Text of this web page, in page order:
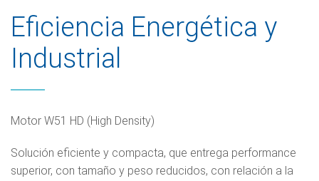
Eficiencia Energética y
Industrial
Motor W51 HD (High Density)
Solución eficiente y compacta, que entrega performance
superior, con tamaño y peso reducidos, con relación a la